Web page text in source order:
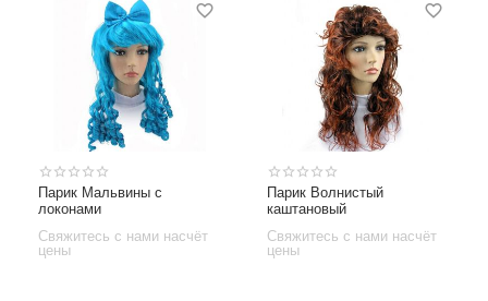
Парик Мальвины с
локонами
Свяжитесь с нами насчёт
цены
Парик Волнистый
каштановый
Свяжитесь с нами насчёт
цены